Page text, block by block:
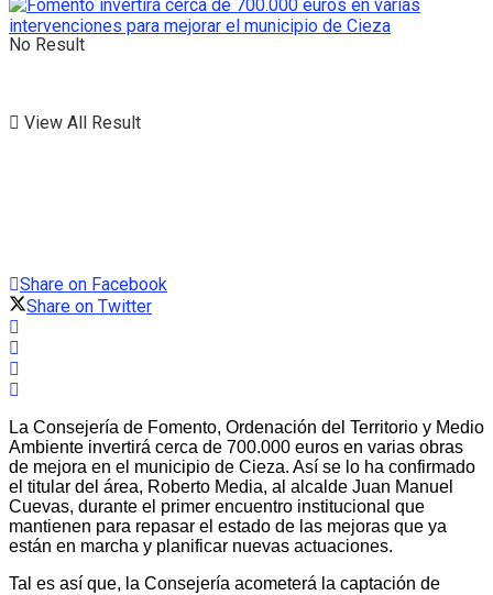
No Result
View All Result
Share on Facebook
Share on Twitter
La Consejería de Fomento, Ordenación del Territorio y Medio
Ambiente invertirá cerca de 700.000 euros en varias obras
de mejora en el municipio de Cieza. Así se lo ha confirmado
el titular del área, Roberto Media, al alcalde Juan Manuel
Cuevas, durante el primer encuentro institucional que
mantienen para repasar el estado de las mejoras que ya
están en marcha y planificar nuevas actuaciones.
Tal es así que, la Consejería acometerá la captación de